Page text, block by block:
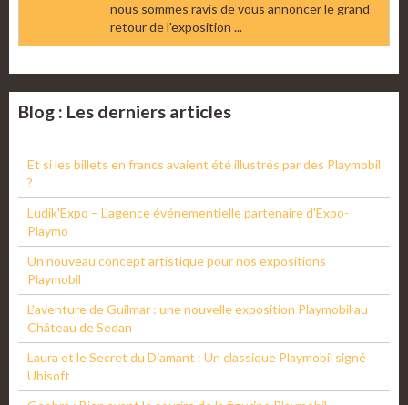
nous sommes ravis de vous annoncer le grand
retour de l'exposition ...
Blog : Les derniers articles
Et si les billets en francs avaient été illustrés par des Playmobil
?
Ludik'Expo – L'agence événementielle partenaire d'Expo-
Playmo
Un nouveau concept artistique pour nos expositions
Playmobil
L'aventure de Guilmar : une nouvelle exposition Playmobil au
Château de Sedan
Laura et le Secret du Diamant : Un classique Playmobil signé
Ubisoft